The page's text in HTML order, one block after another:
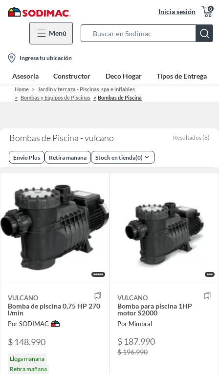
Inicia sesión 0
Menú
Bar
location-
icon
Ingresa tu ubicación
Asesoría Constructor Deco Hogar Tipos de Entrega
Home
Jardín y terraza - Piscinas, spa e inflables
Bombas y Equipos de Piscinas
Bombas de Piscina
Bombas de Piscina - vulcano Resultados (8)
Envio Plus Retira mañana Stock en tienda(0)
VULCANO
Bomba de piscina 0,75 HP 270
l/min
Por SODIMAC
$ 148.990
Llega mañana
Retira mañana
VULCANO
Bomba para piscina 1HP
motor S2000
Por Mimbral
$ 187.990
$ 196.990